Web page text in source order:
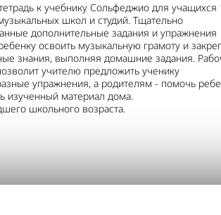
к учебнику Сольфеджио для учащихся
школ и студий. Тщательно
дополнительные задания и упражнения
освоить музыкальную грамоту и
знания, выполняя домашние задания.
учителю предложить ученику
упражнения, а родителям - помочь
изученный материал дома.
школьного возраста.